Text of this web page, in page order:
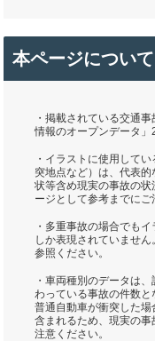
本ページについて
・掲載されている交通
情報のオープンデータ」
・イラストに使用して
突地点など）は、代表
状等含め現実の事故の
ージとして参考までにご
・多重事故の場合でも
しか表現されていませ
参照ください。
・車両種別のデータは
わっている事故の件数
普通自動車が衝突した
含まれるため、現実の
注意ください。